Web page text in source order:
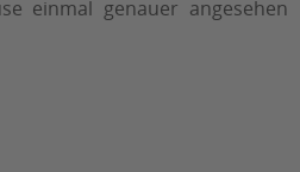
einmal genauer angesehen